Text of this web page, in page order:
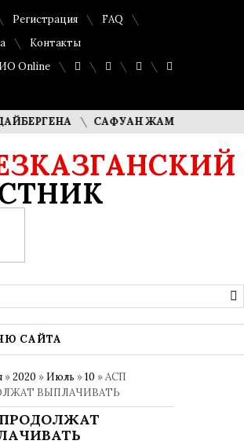
Регистрация
FAQ
Контакты
Online
САФУАН ЖАМПЕИСОВ: «МЫ
САЙТА
»2020 » Июль »10 » АСП
ВЫПЛАЧИВАТЬ